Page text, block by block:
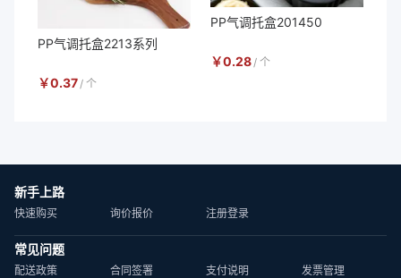
PP气调托盒2213系列
￥0.37 / 个
PP气调托盒201450
￥0.28 / 个
新手上路
快速购买 询价报价 注册登录
常见问题
配送政策 合同签署 支付说明 发票管理